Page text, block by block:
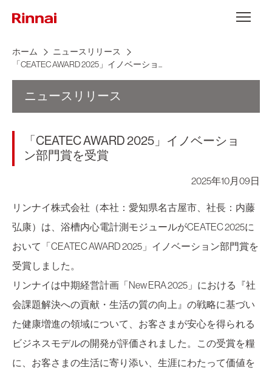
メニュー
ホーム
ニュースリリース
「CEATEC AWARD 2025」イノベーショ...
ニュースリリース
「CEATEC AWARD 2025」イノベーショ
ン部門賞を受賞
2025年10月09日
リンナイ株式会社（本社：愛知県名古屋市、社長：内藤
弘康）は、浴槽内心電計測モジュールがCEATEC 2025に
おいて「CEATEC AWARD 2025」イノベーション部門賞を
受賞しました。
リンナイは中期経営計画「New ERA 2025」における『社
会課題解決への貢献・生活の質の向上』の戦略に基づい
た健康増進の領域について、お客さまが安心を得られる
ビジネスモデルの開発が評価されました。この受賞を糧
に、お客さまの生活に寄り添い、生涯にわたって価値を